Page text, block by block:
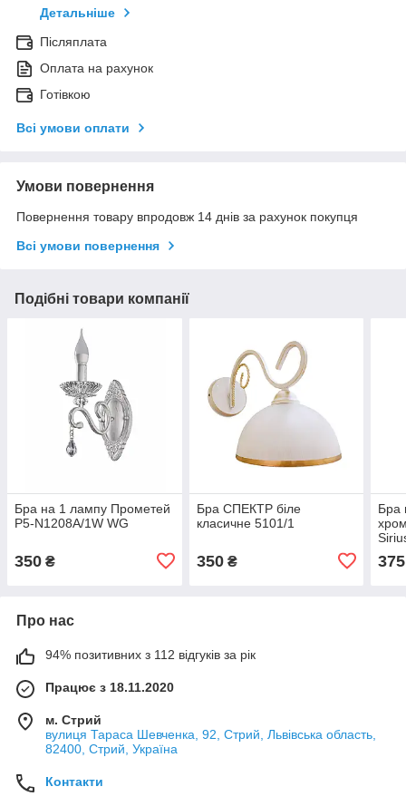
Детальніше
Післяплата
Оплата на рахунок
Готівкою
Всі умови оплати
Умови повернення
Повернення товару впродовж 14 днів за рахунок покупця
Всі умови повернення
Подібні товари компанії
Бра на 1 лампу Прометей
P5-N1208A/1W WG
350 ₴
Бра СПЕКТР біле
класичне 5101/1
350₴
Бра
375
Про нас
94% позитивних з 112 відгуків за рік
Працює з 18.11.2020
м. Стрий
вулиця Тараса Шевченка, 92, Стрий, Львівська область,
82400, Стрий, Україна
Контакти